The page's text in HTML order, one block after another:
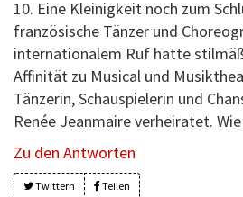
10. Eine Kleinigkeit noch zum
französische Tänzer und
internationalem Ruf hatte
Affinität zu Musical und
Tänzerin, Schauspielerin und
Renée Jeanmaire verheiratet.
Zu den Antworten
Twittern Teilen